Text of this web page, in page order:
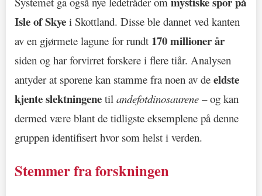
Isle of Skye i Skottland. Disse ble dannet ved kanten
av en gjørmete lagune for rundt 170 millioner år
siden og har forvirret forskere i flere tiår. Analysen
antyder at sporene kan stamme fra noen av de eldste
kjente slektningene til andefotdinosaurene – og kan
dermed være blant de tidligste eksemplene på denne
gruppen identifisert hvor som helst i verden.
Stemmer fra forskningen